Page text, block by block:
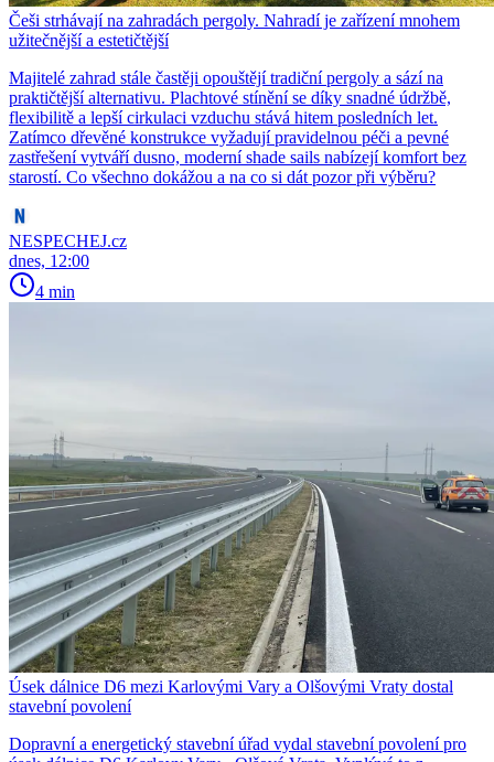
Češi strhávají na zahradách pergoly. Nahradí je zařízení mnohem
užitečnější a estetičtější
Majitelé zahrad stále častěji opouštějí tradiční pergoly a sází na
praktičtější alternativu. Plachtové stínění se díky snadné údržbě,
flexibilitě a lepší cirkulaci vzduchu stává hitem posledních let.
Zatímco dřevěné konstrukce vyžadují pravidelnou péči a pevné
zastřešení vytváří dusno, moderní shade sails nabízejí komfort bez
starostí. Co všechno dokážou a na co si dát pozor při výběru?
NESPECHEJ.cz
dnes, 12:00
4 min
Úsek dálnice D6 mezi Karlovými Vary a Olšovými Vraty dostal
stavební povolení
Dopravní a energetický stavební úřad vydal stavební povolení pro